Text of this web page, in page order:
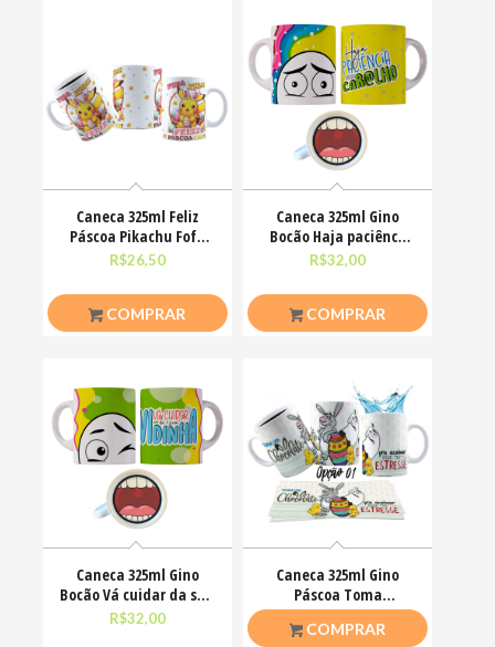
Caneca 325ml Feliz
Páscoa Pikachu Fofo
divertido
R$26,50
COMPRAR
Caneca 325ml Gino
Bocão Haja paciênca
nesse caralho Meme
R$32,00
COMPRAR
Caneca 325ml Gino
Bocão Vá cuidar da sua
vidinha Engraçadas
R$32,00
Caneca 325ml Gino
Páscoa Toma
chocolate pra acalmar
esse teu estresse
COMPRAR